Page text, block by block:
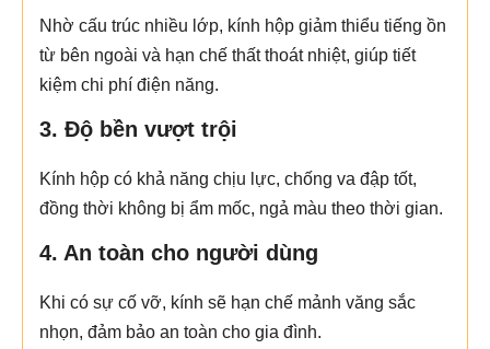
Nhờ cấu trúc nhiều lớp, kính hộp giảm thiểu tiếng ồn
từ bên ngoài và hạn chế thất thoát nhiệt, giúp tiết
kiệm chi phí điện năng.
3. Độ bền vượt trội
Kính hộp có khả năng chịu lực, chống va đập tốt,
đồng thời không bị ẩm mốc, ngả màu theo thời gian.
4. An toàn cho người dùng
Khi có sự cố vỡ, kính sẽ hạn chế mảnh văng sắc
nhọn, đảm bảo an toàn cho gia đình.